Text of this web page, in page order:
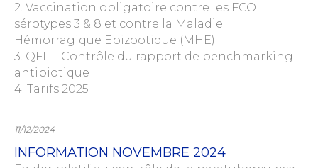
2. Vaccination obligatoire contre les FCO
sérotypes 3 & 8 et contre la Maladie
Hémorragique Epizootique (MHE)
3. QFL – Contrôle du rapport de benchmarking
antibiotique
4. Tarifs 2025
11/12/2024
INFORMATION NOVEMBRE 2024